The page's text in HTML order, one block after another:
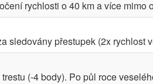
rychlosti o 40 km a více mimo
sledovány přestupek (2x rychlost
(-4 body). Po půl roce